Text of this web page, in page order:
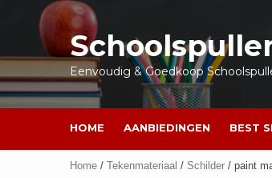
inhoud
Eenvoudig & Goedkoop
HOME AANBIEDINGEN BEST
Home / Tekenmateriaal / Schilder / paint